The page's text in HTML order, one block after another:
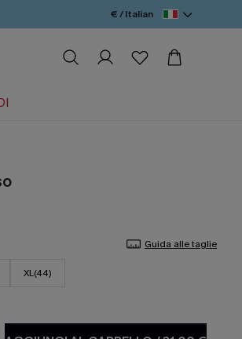
€ / Italian
Guida alle taglie
XL(44)